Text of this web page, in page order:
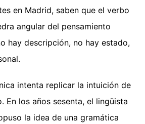
en Madrid, saben que el verbo
angular del pensamiento
hay descripción, no hay estado,
intenta replicar la intuición de
En los años sesenta, el lingüista
la idea de una gramática